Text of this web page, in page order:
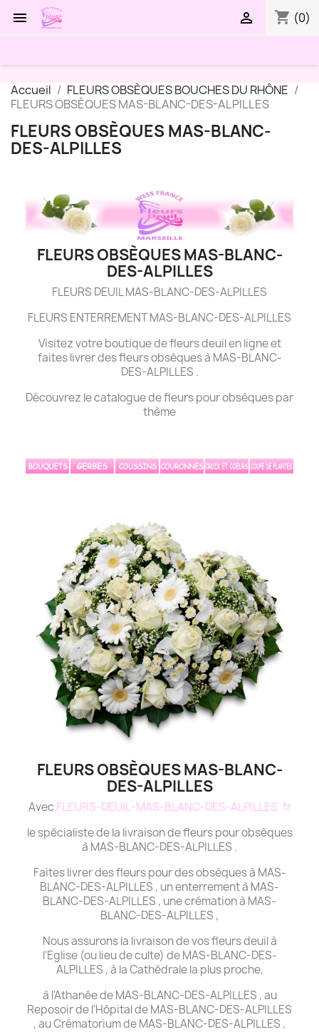
 shopping_cart (0)

Accueil
FLEURS OBSÈQUES BOUCHES DU RHÔNE
FLEURS OBSÈQUES MAS-BLANC-DES-ALPILLES
FLEURS OBSÈQUES MAS-BLANC-
DES-ALPILLES
FLEURS OBSÈQUES MAS-BLANC-
DES-ALPILLES
FLEURS DEUIL MAS-BLANC-DES-ALPILLES
FLEURS ENTERREMENT MAS-BLANC-DES-ALPILLES
Visitez votre boutique de fleurs deuil en ligne et
faites livrer des fleurs obsèques à MAS-BLANC-
DES-ALPILLES .
Découvrez le catalogue de fleurs pour obsèques par
thème
FLEURS OBSÈQUES MAS-BLANC-
DES-ALPILLES
Avec FLEURS-DEUIL-MAS-BLANC-DES-ALPILLES .fr
le spécialiste de la livraison de fleurs pour obsèques
à MAS-BLANC-DES-ALPILLES .
Faites livrer des fleurs pour des obsèques à MAS-
BLANC-DES-ALPILLES , un enterrement à MAS-
BLANC-DES-ALPILLES , une crémation à MAS-
BLANC-DES-ALPILLES ,
Nous assurons la livraison de vos fleurs deuil à
l'Eglise (ou lieu de culte) de MAS-BLANC-DES-
ALPILLES , à la Cathédrale la plus proche,
à l'Athanée de MAS-BLANC-DES-ALPILLES , au
Reposoir de l'Hôpital de MAS-BLANC-DES-ALPILLES
, au Crématorium de MAS-BLANC-DES-ALPILLES ,